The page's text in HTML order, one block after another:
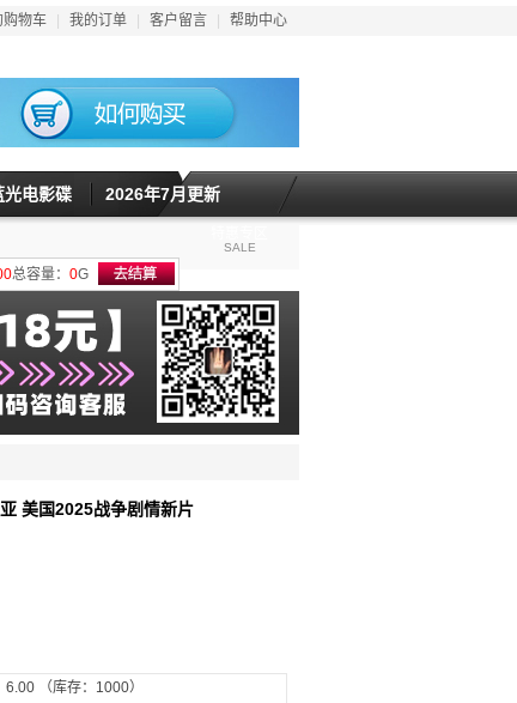
购物车 我的订单 客户留言 帮助中心
电影碟 2026年7月更新
SALE
总容量： 0G
美国2025战争剧情新片
6.00 （库存： 1000）